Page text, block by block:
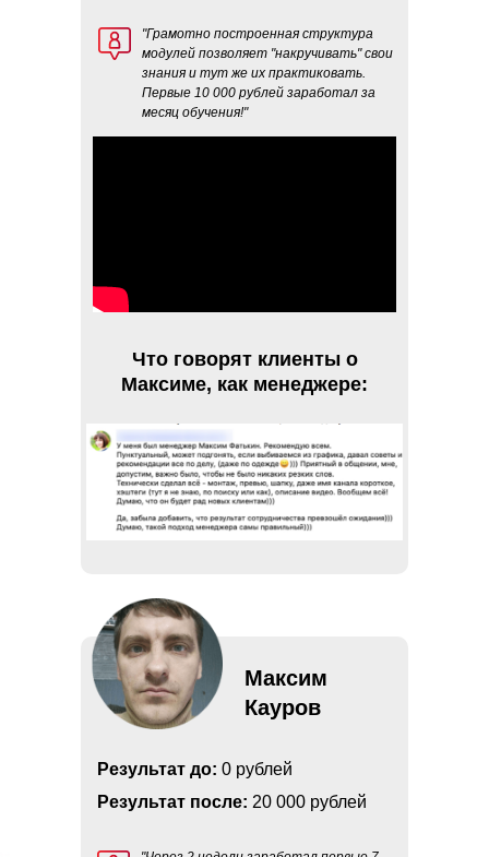
"Грамотно построенная структура
модулей позволяет "накручивать" свои
знания и тут же их практиковать.
Первые 10 000 рублей заработал за
месяц обучения!"
Что говорят клиенты о
Максиме, как менеджере:
Максим
Кауров
Результат до: 0 рублей
Результат после: 20 000 рублей